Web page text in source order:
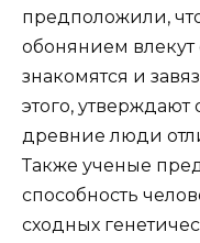
предположили,
обонянием влекут
знакомятся и
этого,
древние люди
Также ученые
способность
сходных